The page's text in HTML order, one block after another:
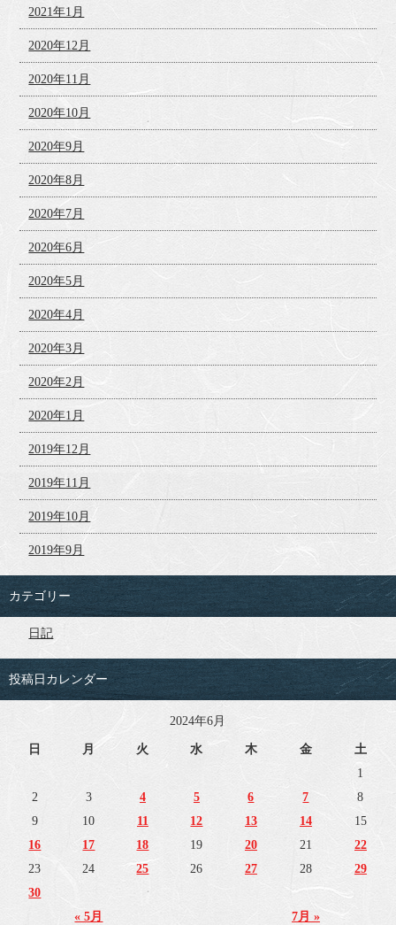
2021年1月
2020年12月
2020年11月
2020年10月
2020年9月
2020年8月
2020年7月
2020年6月
2020年5月
2020年4月
2020年3月
2020年2月
2020年1月
2019年12月
2019年11月
2019年10月
2019年9月
カテゴリー
日記
投稿日カレンダー
2024年6月
日 月 火 水 木 金 土
« 5月 7月 »
1
2
3 4 5 6 7
8
9
10 11 12 13 14
15
16
17 18 19 20 21
22
23
24 25 26 27 28
29
30